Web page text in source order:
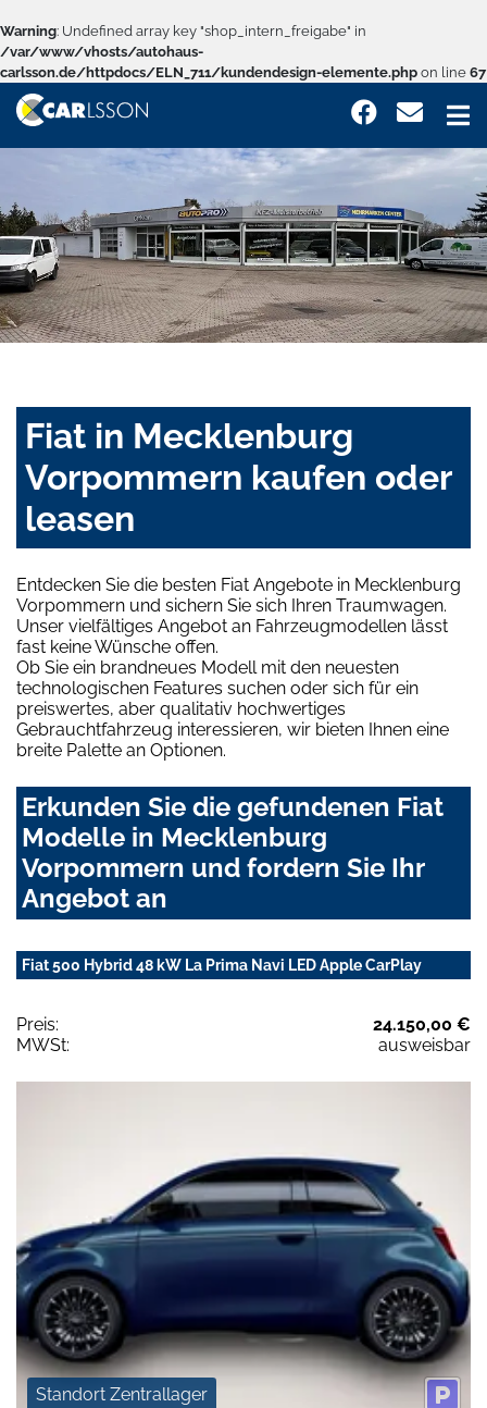
Warning: Undefined array key "shop_intern_freigabe" in
/var/www/vhosts/autohaus-
carlsson.de/httpdocs/ELN_711/kundendesign-elemente.php on line 67
Fiat in Mecklenburg
Vorpommern kaufen oder
leasen
Entdecken Sie die besten Fiat Angebote in Mecklenburg
Vorpommern und sichern Sie sich Ihren Traumwagen.
Unser vielfältiges Angebot an Fahrzeugmodellen lässt
fast keine Wünsche offen.
Ob Sie ein brandneues Modell mit den neuesten
technologischen Features suchen oder sich für ein
preiswertes, aber qualitativ hochwertiges
Gebrauchtfahrzeug interessieren, wir bieten Ihnen eine
breite Palette an Optionen.
Erkunden Sie die gefundenen Fiat
Modelle in Mecklenburg
Vorpommern und fordern Sie Ihr
Angebot an
Fiat 500 Hybrid 48 kW La Prima Navi LED Apple CarPlay
Preis:
24.150,00 €
MWSt:
ausweisbar
Standort Zentrallager